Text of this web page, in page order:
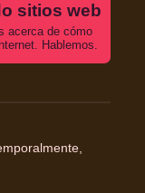
sitios web
acerca de cómo
Hablemos.